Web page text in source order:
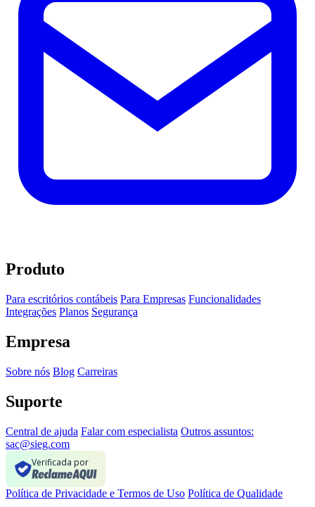
Produto
Para escritórios contábeis Para Empresas Funcionalidades
Integrações Planos Segurança
Empresa
Sobre nós Blog Carreiras
Suporte
Central de ajuda Falar com especialista Outros assuntos:
sac@sieg.com
Verificada por
Política de Privacidade e Termos de Uso Política de Qualidade